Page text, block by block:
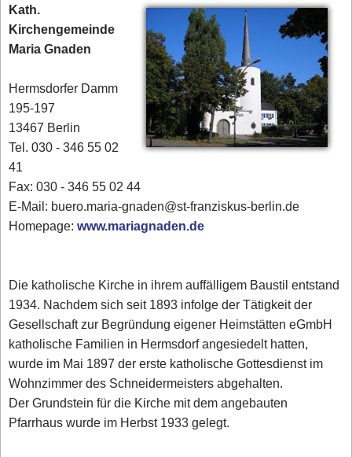
Kath.
Kirchengemeinde
Maria Gnaden
Hermsdorfer Damm
195-197
13467 Berlin
Tel. 030 - 346 55 02
41
Fax: 030 - 346 55 02 44
E-Mail: buero.maria-gnaden@st-franziskus-berlin.de
Homepage:www.mariagnaden.de
Die katholische Kirche in ihrem auffälligem Baustil entstand
1934. Nachdem sich seit 1893 infolge der Tätigkeit der
Gesellschaft zur Begründung eigener Heimstätten eGmbH
katholische Familien in Hermsdorf angesiedelt hatten,
wurde im Mai 1897 der erste katholische Gottesdienst im
Wohnzimmer des Schneidermeisters abgehalten.
Der Grundstein für die Kirche mit dem angebauten
Pfarrhaus wurde im Herbst 1933 gelegt.